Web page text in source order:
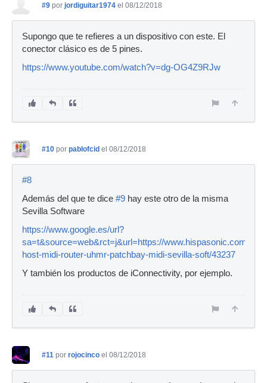
#9 por jordiguitar1974 el 08/12/2018
Supongo que te refieres a un dispositivo con este. El
conector clásico es de 5 pines.
https://www.youtube.com/watch?v=dg-OG4Z9RJw
#10 por pablofcid el 08/12/2018
#8
Además del que te dice #9 hay este otro de la misma
Sevilla Software
https://www.google.es/url?
sa=t&source=web&rct=j&url=https://www.hispasonic.com/
host-midi-router-uhmr-patchbay-midi-sevilla-soft/43237
Y también los productos de iConnectivity, por ejemplo.
#11 por rojocinco el 08/12/2018